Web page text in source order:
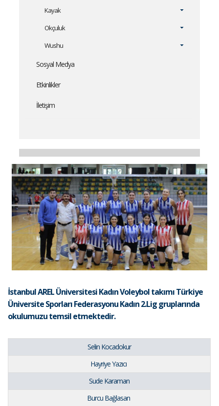
Kayak
Okçuluk
Wushu
Sosyal Medya
Etkinlikler
İletişim
İstanbul AREL Üniversitesi Kadın Voleybol takımı Türkiye
Üniversite Sporları Federasyonu Kadın 2.Lig gruplarında
okulumuzu temsil etmektedir.
Selin Kocadokur
Hayriye Yazıcı
Sude Karaman
Burcu Bağlasan